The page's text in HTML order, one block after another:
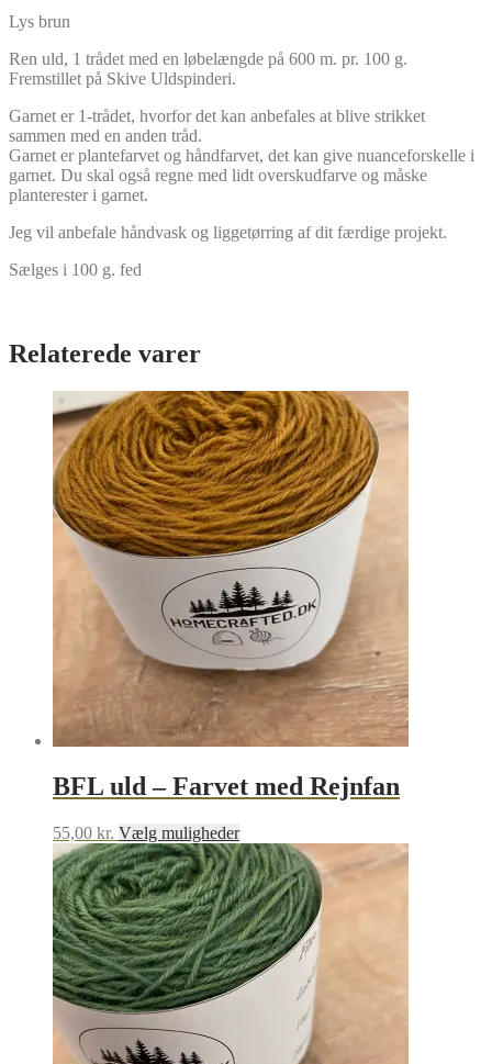
Lys brun
Ren uld, 1 trådet med en løbelængde på 600 m. pr. 100 g.
Fremstillet på Skive Uldspinderi.
Garnet er 1-trådet, hvorfor det kan anbefales at blive strikket
sammen med en anden tråd.
Garnet er plantefarvet og håndfarvet, det kan give nuanceforskelle i
garnet. Du skal også regne med lidt overskudfarve og måske
planterester i garnet.
Jeg vil anbefale håndvask og liggetørring af dit færdige projekt.
Sælges i 100 g. fed
Relaterede varer
BFL uld – Farvet med Rejnfan
55,00 kr. Vælg mulighederDette
vare
har
flere
varianter.
Mulighederne
kan
vælges
på